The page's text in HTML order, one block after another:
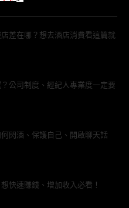
差在哪？想去酒店消費看這篇就
公司制度、經紀人專業度一定要
閃酒、保護自己、開啟聊天話
快速賺錢、增加收入必看！